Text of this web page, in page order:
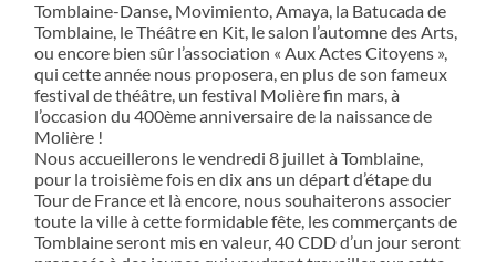
Tomblaine-Danse, Movimiento, Amaya, la Batucada de
Tomblaine, le Théâtre en Kit, le salon l’automne des Arts,
ou encore bien sûr l’association « Aux Actes Citoyens »,
qui cette année nous proposera, en plus de son fameux
festival de théâtre, un festival Molière fin mars, à
l’occasion du 400ème anniversaire de la naissance de
Molière !
Nous accueillerons le vendredi 8 juillet à Tomblaine,
pour la troisième fois en dix ans un départ d’étape du
Tour de France et là encore, nous souhaiterons associer
toute la ville à cette formidable fête, les commerçants de
Tomblaine seront mis en valeur, 40 CDD d’un jour seront